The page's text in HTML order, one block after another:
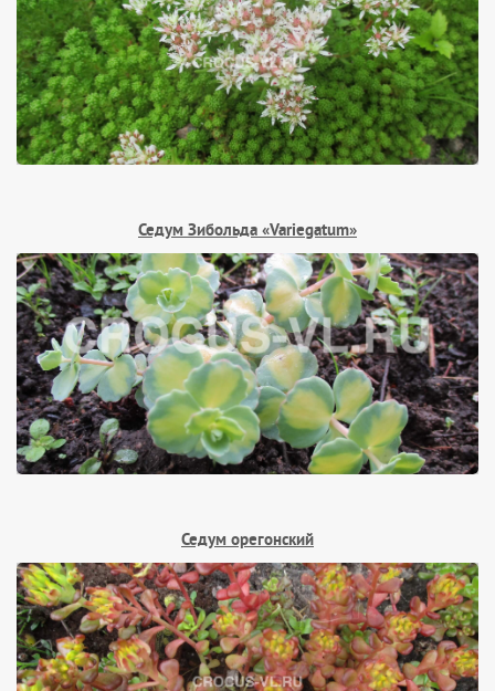
Седум Зибольда «Variegatum»
Седум орегонский